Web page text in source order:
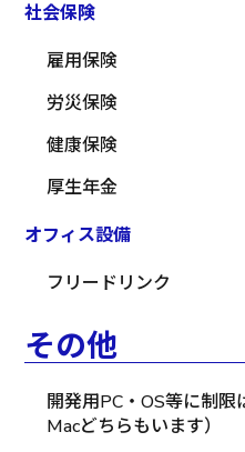
社会保険
雇用保険
労災保険
健康保険
厚生年金
オフィス設備
フリードリンク
その他
開発用PC・OS等に制
Macどちらもいます）